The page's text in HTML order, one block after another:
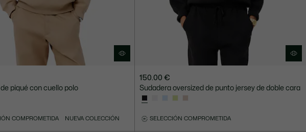
piqué con cuello polo
COMPROMETIDA NUEVA COLECCIÓN
150.00 €
Sudadera oversized de punto jersey de doble cara
SELECCIÓN COMPROMETIDA